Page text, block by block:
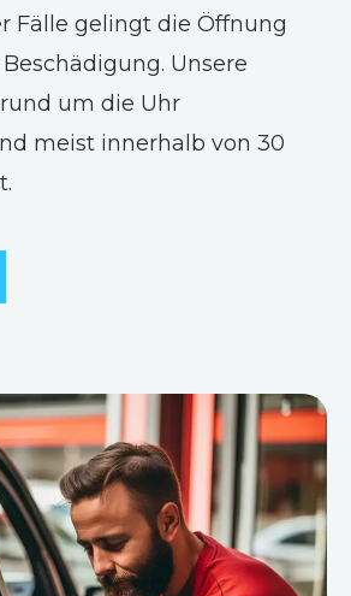
Fälle gelingt die Öffnung
Unsere
um die Uhr
meist innerhalb von 30